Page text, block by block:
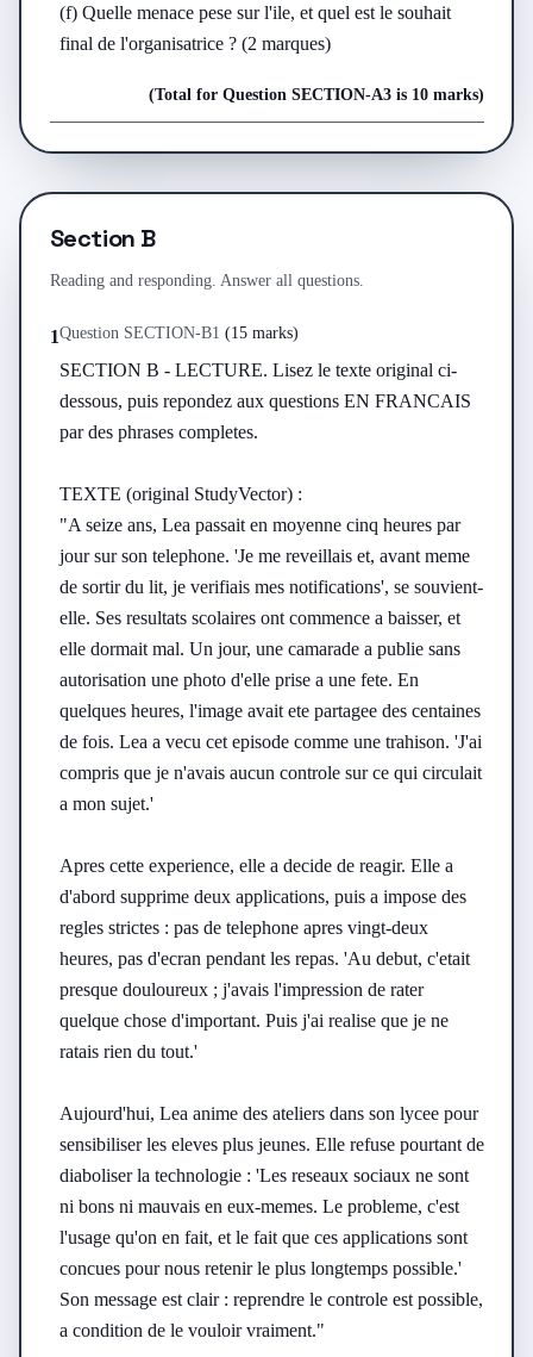
(f) Quelle menace pese sur l'ile, et quel est le souhait
final de l'organisatrice ? (2 marques)
(Total for Question SECTION-A3is 10 marks)
Section B
Reading and responding. Answer all questions.
1Question SECTION-B1 (15 marks)
SECTION B - LECTURE. Lisez le texte original ci-
dessous, puis repondez aux questions EN FRANCAIS
par des phrases completes.
TEXTE (original StudyVector) :
"A seize ans, Lea passait en moyenne cinq heures par
jour sur son telephone. 'Je me reveillais et, avant meme
de sortir du lit, je verifiais mes notifications', se souvient-
elle. Ses resultats scolaires ont commence a baisser, et
elle dormait mal. Un jour, une camarade a publie sans
autorisation une photo d'elle prise a une fete. En
quelques heures, l'image avait ete partagee des centaines
de fois. Lea a vecu cet episode comme une trahison. 'J'ai
compris que je n'avais aucun controle sur ce qui circulait
a mon sujet.'
Apres cette experience, elle a decide de reagir. Elle a
d'abord supprime deux applications, puis a impose des
regles strictes : pas de telephone apres vingt-deux
heures, pas d'ecran pendant les repas. 'Au debut, c'etait
presque douloureux ; j'avais l'impression de rater
quelque chose d'important. Puis j'ai realise que je ne
ratais rien du tout.'
Aujourd'hui, Lea anime des ateliers dans son lycee pour
sensibiliser les eleves plus jeunes. Elle refuse pourtant de
diaboliser la technologie : 'Les reseaux sociaux ne sont
ni bons ni mauvais en eux-memes. Le probleme, c'est
l'usage qu'on en fait, et le fait que ces applications sont
concues pour nous retenir le plus longtemps possible.'
Son message est clair : reprendre le controle est possible,
a condition de le vouloir vraiment."